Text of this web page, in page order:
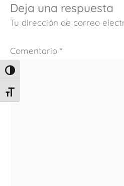
ALTERNAR ALTO CONTRASTE
ALTERNAR TAMAÑO DE LETRA
Deja una respuesta
Tu dirección de correo
Comentario *